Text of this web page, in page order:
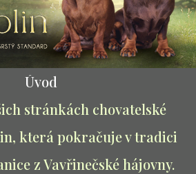
Úvod
stránkách chovatelské
která pokračuje v tradici
z Vavřinečské hájovny.